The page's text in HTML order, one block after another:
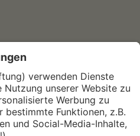
Institut
und